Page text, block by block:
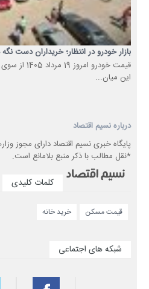
بازار خودرو در انتظار؛ خریداران دست
قیمت خودرو
این میان...
درباره نسیم اقتصاد
پایگاه خبری نسیم اقتصاد دارای مجوز
*نقل مطالب با ذکر منبع بلامانع است.
کلمات کلیدی
قیمت مسکن خرید خانه
شبکه های اجتماعی